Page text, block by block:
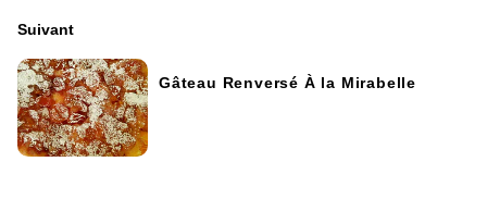
Suivant
Gâteau Renversé À la Mirabelle